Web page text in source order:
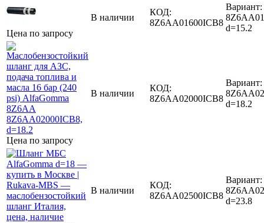
Цена по запросу
В наличии
КОД:
8Z6AA01600ICB8
Вариант:
d=15.2
Цена по запросу
В наличии
КОД:
8Z6AA02000ICB8
Вариант:
d=18.2
В наличии
КОД:
8Z6AA02500ICB8
Вариант:
d=23.8